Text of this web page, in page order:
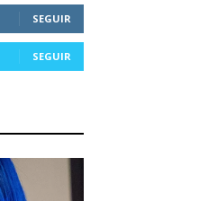
SEGUIR
SEGUIR